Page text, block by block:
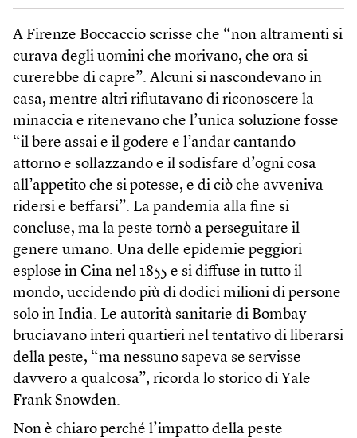
A Firenze Boccaccio scrisse che “non altramenti si
curava degli uomini che morivano, che ora si
curerebbe di capre”. Alcuni si nascondevano in
casa, mentre altri rifiutavano di riconoscere la
minaccia e ritenevano che l’unica soluzione fosse
“il bere assai e il godere e l’andar cantando
attorno e sollazzando e il sodisfare d’ogni cosa
all’appetito che si potesse, e di ciò che avveniva
ridersi e beffarsi”. La pandemia alla fine si
concluse, ma la peste tornò a perseguitare il
genere umano. Una delle epidemie peggiori
esplose in Cina nel 1855 e si diffuse in tutto il
mondo, uccidendo più di dodici milioni di persone
solo in India. Le autorità sanitarie di Bombay
bruciavano interi quartieri nel tentativo di liberarsi
della peste, “ma nessuno sapeva se servisse
davvero a qualcosa”, ricorda lo storico di Yale
Frank Snowden.
Non è chiaro perché l’impatto della peste